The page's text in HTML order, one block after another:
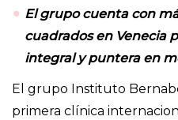
El grupo cuenta con
cuadrados en Venecia
integral y puntera en
El grupo Instituto
primera clínica